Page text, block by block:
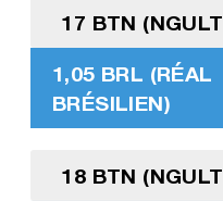
17 BTN
1,05 BRL (RÉAL
BRÉSILIEN)
18 BTN